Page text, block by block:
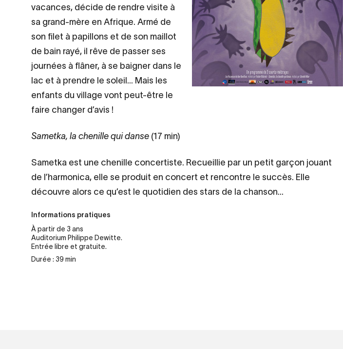
vacances, décide de rendre visite à
sa grand-mère en Afrique. Armé de
son filet à papillons et de son maillot
de bain rayé, il rêve de passer ses
journées à flâner, à se baigner dans le
lac et à prendre le soleil... Mais les
enfants du village vont peut-être le
faire changer d’avis !
Sametka, la chenille qui danse (17 min)
Sametka est une chenille concertiste. Recueillie par un petit garçon jouant
de l’harmonica, elle se produit en concert et rencontre le succès. Elle
découvre alors ce qu’est le quotidien des stars de la chanson...
Informations pratiques
À partir de 3 ans
Auditorium Philippe Dewitte.
Entrée libre et gratuite.
Durée : 39 min